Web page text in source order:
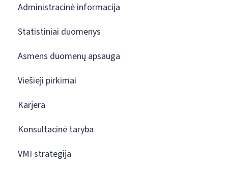
Administracinė informacija
Statistiniai duomenys
Asmens duomenų apsauga
Viešieji pirkimai
Karjera
Konsultacinė taryba
VMI strategija